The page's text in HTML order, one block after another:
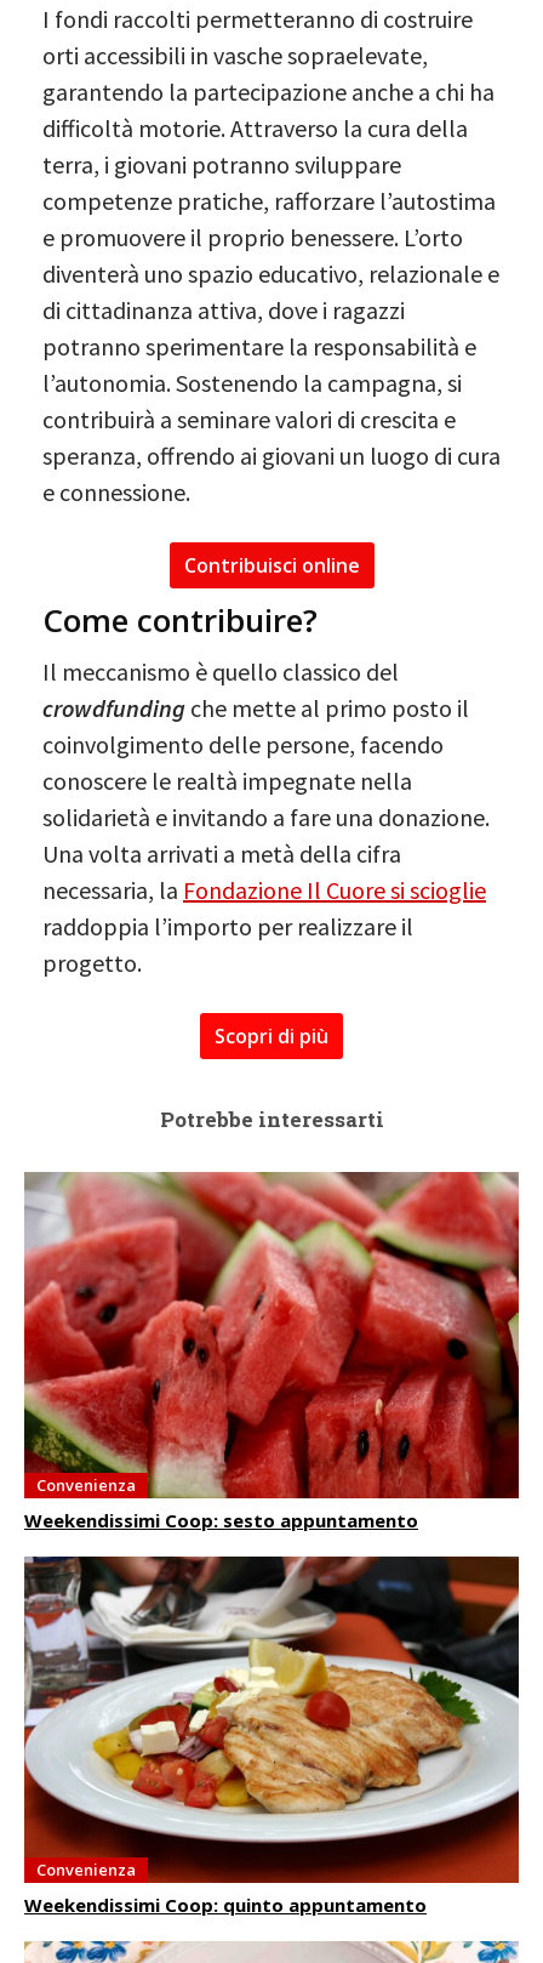
I fondi raccolti permetteranno di costruire
orti accessibili in vasche sopraelevate,
garantendo la partecipazione anche a chi ha
difficoltà motorie. Attraverso la cura della
terra, i giovani potranno sviluppare
competenze pratiche, rafforzare l’autostima
e promuovere il proprio benessere. L’orto
diventerà uno spazio educativo, relazionale e
di cittadinanza attiva, dove i ragazzi
potranno sperimentare la responsabilità e
l’autonomia. Sostenendo la campagna, si
contribuirà a seminare valori di crescita e
speranza, offrendo ai giovani un luogo di cura
e connessione.
Contribuisci online
Come contribuire?
Il meccanismo è quello classico del
crowdfunding che mette al primo posto il
coinvolgimento delle persone, facendo
conoscere le realtà impegnate nella
solidarietà e invitando a fare una donazione.
Una volta arrivati a metà della cifra
necessaria, la Fondazione Il Cuore si scioglie
raddoppia l’importo per realizzare il
progetto.
Scopri di più
Potrebbe interessarti
Convenienza
Weekendissimi Coop: sesto appuntamento
Convenienza
Weekendissimi Coop: quinto appuntamento